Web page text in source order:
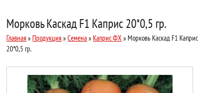
Морковь Каскад F1 Каприс 20*0,5 гр.
Главная » Продукция »Семена» Каприс ФХ » Морковь Каскад F1 Каприс
20*0,5 гр.